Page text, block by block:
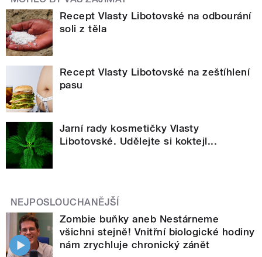
Recept Vlasty Libotovské na odbourání
soli z těla
Recept Vlasty Libotovské na zeštíhlení
pasu
Jarní rady kosmetičky Vlasty
Libotovské. Udělejte si koktejl...
NEJPOSLOUCHANĚJŠÍ
Zombie buňky aneb Nestárneme
všichni stejně! Vnitřní biologické hodiny
nám zrychluje chronický zánět